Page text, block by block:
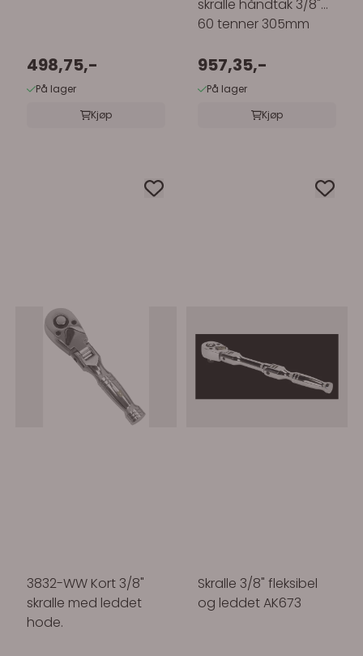
498,75,-
På lager
Kjøp
skralle håndtak 3/8"
60 tenner 305mm
957,35,-
På lager
Kjøp
3832-WW Kort 3/8"
skralle med leddet
hode.
Skralle 3/8" fleksibel
og leddet AK673